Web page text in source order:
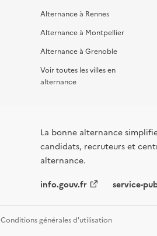
Alternance à Rennes
Alternance à Montpellier
Alternance à Grenoble
Voir toutes les villes en
alternance
La bonne alternance
candidats, recruteurs et
alternance.
info.gouv.fr service-
Conditions générales d'utilisation